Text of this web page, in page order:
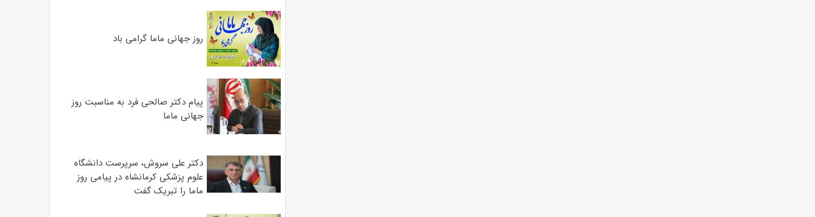
روز جهانی ماما گرامی باد
پیام دکتر صالحی فرد به مناسبت روز
جهانی ماما
دکتر علی سروش، سرپرست دانشگاه
علوم پزشکی کرمانشاه در پیامی روز
ماما را تبریک گفت